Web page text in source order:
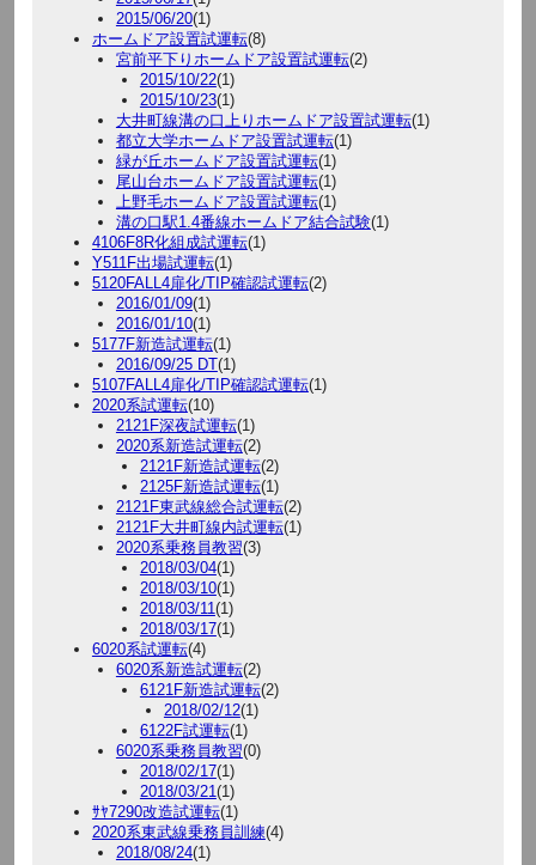
2015/06/20(1)
ホームドア設置試運転(8)
宮前平下りホームドア設置試運転(2)
2015/10/22(1)
2015/10/23(1)
大井町線溝の口上りホームドア設置試運転(1)
都立大学ホームドア設置試運転(1)
緑が丘ホームドア設置試運転(1)
尾山台ホームドア設置試運転(1)
上野毛ホームドア設置試運転(1)
溝の口駅1.4番線ホームドア結合試験(1)
4106F8R化組成試運転(1)
Y511F出場試運転(1)
5120FALL4扉化/TIP確認試運転(2)
2016/01/09(1)
2016/01/10(1)
5177F新造試運転(1)
2016/09/25 DT(1)
5107FALL4扉化/TIP確認試運転(1)
2020系試運転(10)
2121F深夜試運転(1)
2020系新造試運転(2)
2121F新造試運転(2)
2125F新造試運転(1)
2121F東武線総合試運転(2)
2121F大井町線内試運転(1)
2020系乗務員教習(3)
2018/03/04(1)
2018/03/10(1)
2018/03/11(1)
2018/03/17(1)
6020系試運転(4)
6020系新造試運転(2)
6121F新造試運転(2)
2018/02/12(1)
6122F試運転(1)
6020系乗務員教習(0)
2018/02/17(1)
2018/03/21(1)
ｻﾔ7290改造試運転(1)
2020系東武線乗務員訓練(4)
2018/08/24(1)